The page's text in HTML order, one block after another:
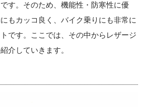
す。そのため、機能性・防寒性に優
もカッコ良く、バイク乗りにも非常に
です。ここでは、その中からレザージ
介していきます。